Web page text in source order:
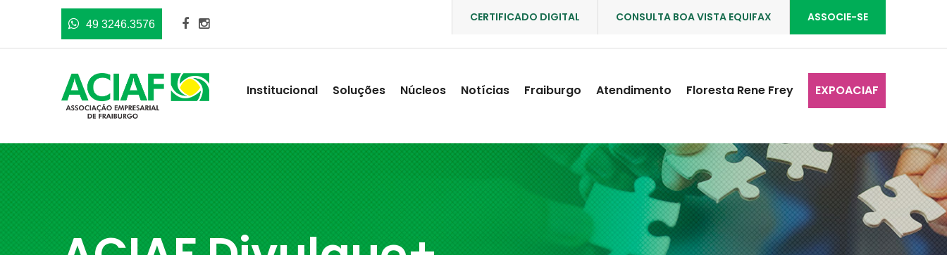
49 3246.3576
ASSOCIE-SE
CONSULTA BOA VISTA EQUIFAX
CERTIFICADO DIGITAL
Institucional Soluções Núcleos Notícias Fraiburgo Atendimento Floresta Rene Frey EXPOACIAF